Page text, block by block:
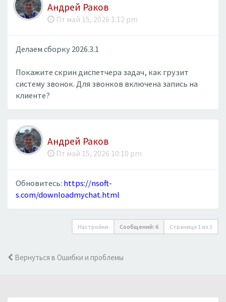
Андрей Раков
Пт май 15, 2026 1:12 pm
Делаем сборку 2026.3.1
Покажите скрин диспетчера задач, как грузит
систему звонок. Для звонков включена запись на
клиенте?
Андрей Раков
Пт май 15, 2026 10:10 pm
Обновитесь: https://nsoft-
s.com/downloadmychat.html
Настройки Сообщений: 6 Страница 1 из 1
Вернуться в Ошибки и проблемы